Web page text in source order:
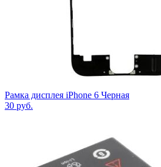
Рамка дисплея iPhone 6 Черная
30 руб.